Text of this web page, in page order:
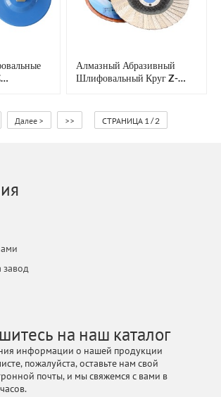
Алмазный Абразивный
Шлифовальный Круг Z-
Герметизации Швов
Стекловолокна.
Далее > >> СТРАНИЦА 1 / 2
завод
на наш каталог
информации о нашей продукции
пожалуйста, оставьте нам свой
почты, и мы свяжемся с вами в